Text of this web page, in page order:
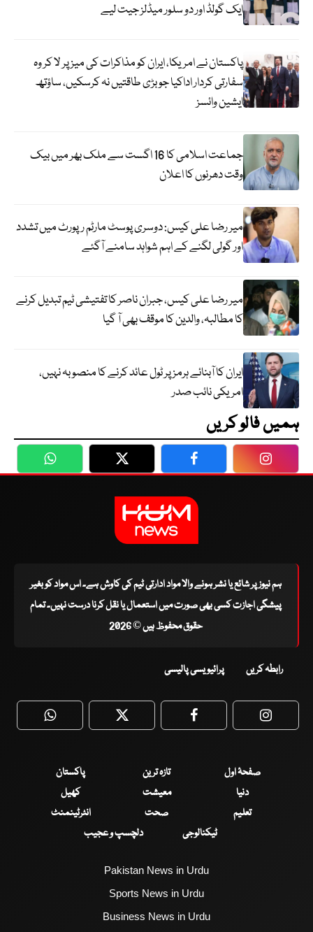
ایک گولڈ اور دو سلور میڈلز جیت لیے
پاکستان نے امریکا، ایران کو مذاکرات کی میز پر لا کر وہ
سفارتی کردار اداکیا جو بڑی طاقتیں نہ کرسکیں، ساؤتھ
ایشین وائسز
جماعت اسلامی کا 16 اگست سے ملک بھر میں بیک
وقت دھرنوں کا اعلان
میر رضا علی کیس: دوسری پوسٹ مارٹم رپورٹ میں تشدد
اور گولی لگنے کے اہم شواہد سامنے آگئے
میر رضا علی کیس، جبران ناصر کا تفتیشی ٹیم تبدیل کرنے
کا مطالبہ، والدین کا موقف بھی آ گیا
ایران کا آبنائے ہرمز پر ٹول عائد کرنے کا منصوبہ نہیں،
امریکی نائب صدر
ہمیں فالو کریں
WhatsApp Twitter Facebook
ہم نیوز پر شائع یا نشر ہونے والا مواد ادارتی ٹیم کی کاوش ہے۔ اس مواد کو بغیر
پیشگی اجازت کسی بھی صورت میں استعمال یا نقل کرنا درست نہیں۔ تمام
حقوق محفوظ ہیں © 2026
رابطہ کریں پرائیویسی پالیسی
WhatsApp Twitter Facebook
صفحۂ اول تازہ ترین
پاکستان
دنیا
معیشت
کھیل
تعلیم
صحت
انٹرٹینمنٹ
ٹیکنالوجی
دلچسپ و عجیب
Pakistan News in Urdu
Sports News in Urdu
Business News in Urdu